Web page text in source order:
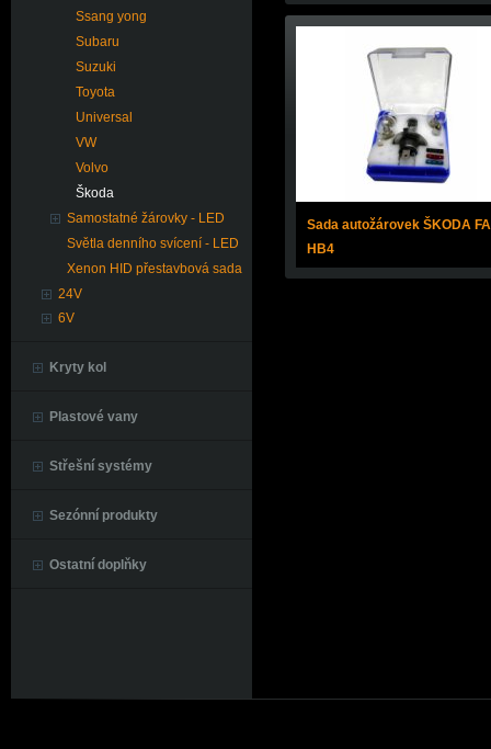
Ssang yong
Subaru
Suzuki
Toyota
Universal
VW
Volvo
Škoda
Samostatné žárovky - LED
Světla denního svícení - LED
Xenon HID přestavbová sada
24V
6V
Kryty kol
Plastové vany
Střešní systémy
Sezónní produkty
Ostatní doplňky
Sada autožárovek ŠKODA
HB4